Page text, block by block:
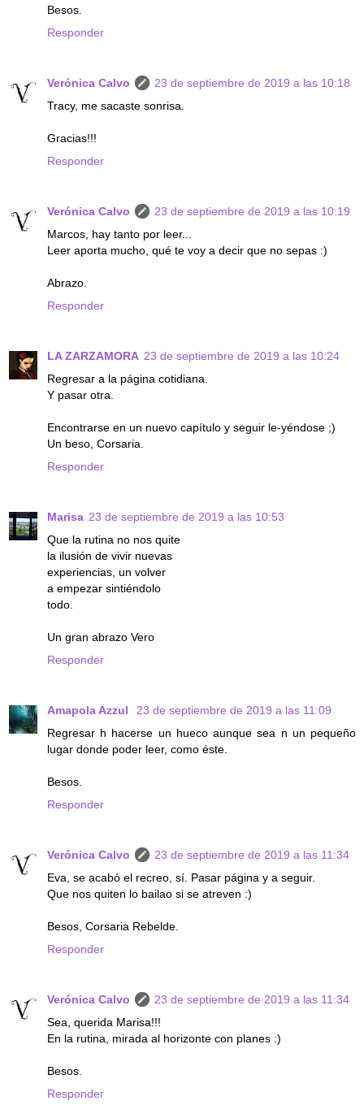
Besos.
Responder
Verónica Calvo
23 de septiembre de 2019 a las 10:18
Tracy, me sacaste sonrisa.
Gracias!!!
Responder
Verónica Calvo
23 de septiembre de 2019 a las 10:19
Marcos, hay tanto por leer...
Leer aporta mucho, qué te voy a decir que no sepas :)
Abrazo.
Responder
LA ZARZAMORA 23 de septiembre de 2019 a las 10:24
Regresar a la página cotidiana.
Y pasar otra.
Encontrarse en un nuevo capítulo y seguir le-yéndose ;)
Un beso, Corsaria.
Responder
Marisa 23 de septiembre de 2019 a las 10:53
Que la rutina no nos quite
la ilusión de vivir nuevas
experiencias, un volver
a empezar sintiéndolo
todo.
Un gran abrazo Vero
Responder
Amapola Azzul
23 de septiembre de 2019 a las 11:09
Regresar h hacerse un hueco aunque sea n un pequeño
lugar donde poder leer, como éste.
Besos.
Responder
Verónica Calvo
23 de septiembre de 2019 a las 11:34
Eva, se acabó el recreo, sí. Pasar página y a seguir.
Que nos quiten lo bailao si se atreven :)
Besos, Corsaria Rebelde.
Responder
Verónica Calvo
23 de septiembre de 2019 a las 11:34
Sea, querida Marisa!!!
En la rutina, mirada al horizonte con planes :)
Besos.
Responder